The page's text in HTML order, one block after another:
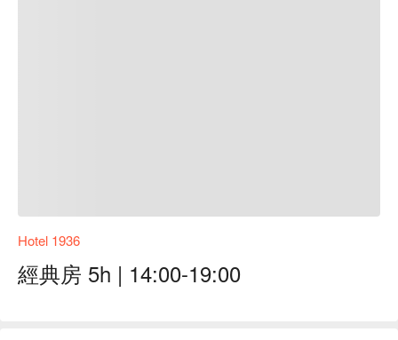
Hotel 1936
經典房 5h | 14:00-19:00